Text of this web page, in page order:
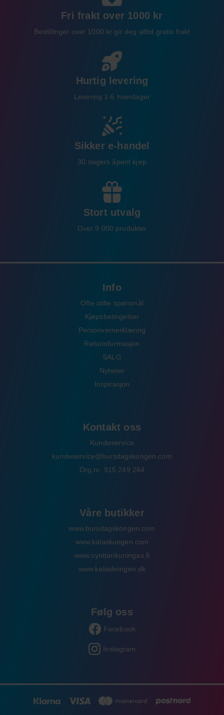
Fri frakt over 1000 kr
Bestillinger over 1000 kr gir deg alltid gratis frakt
Hurtig levering
Levering 1-6 hverdager
Sikker e-handel
30 dagers åpent kjøp
Stort utvalg
Over 9 000 produkter
Info
Ofte stilte spørsmål
Kjøpsbetingelser
Personvernerklæring
Returinformasjon
SALG
Nyheter
Inspirasjon
Kontakt oss
Kundeservice
kundeservice@bursdagskongen.com
Org.nr. 915 249 264
Våre butikker
www.bursdagskongen.com
www.kalaskungen.com
www.synttarikuningas.fi
www.kalaskongen.dk
Følg oss
Facebook
Instagram